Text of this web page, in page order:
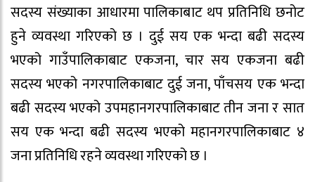
सदस्य संख्याका आधारमा पालिकाबाट थप प्रतिनिधि छनोट
हुने व्यवस्था गरिएको छ । दुई सय एक भन्दा बढी सदस्य
भएको गाउँपालिकाबाट एकजना, चार सय एकजना बढी
सदस्य भएको नगरपालिकाबाट दुई जना, पाँचसय एक भन्दा
बढी सदस्य भएको उपमहानगरपालिकाबाट तीन जना र सात
सय एक भन्दा बढी सदस्य भएको महानगरपालिकाबाट ४
जना प्रतिनिधि रहने व्यवस्था गरिएको छ ।